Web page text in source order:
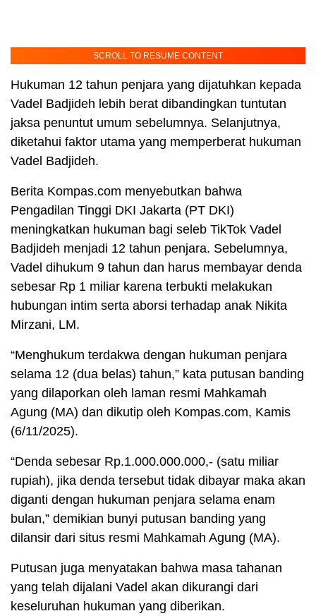
SCROLL TO RESUME CONTENT
Hukuman 12 tahun penjara yang dijatuhkan kepada
Vadel Badjideh lebih berat dibandingkan tuntutan
jaksa penuntut umum sebelumnya. Selanjutnya,
diketahui faktor utama yang memperberat hukuman
Vadel Badjideh.
Berita Kompas.com menyebutkan bahwa
Pengadilan Tinggi DKI Jakarta (PT DKI)
meningkatkan hukuman bagi seleb TikTok Vadel
Badjideh menjadi 12 tahun penjara. Sebelumnya,
Vadel dihukum 9 tahun dan harus membayar denda
sebesar Rp 1 miliar karena terbukti melakukan
hubungan intim serta aborsi terhadap anak Nikita
Mirzani, LM.
“Menghukum terdakwa dengan hukuman penjara
selama 12 (dua belas) tahun,” kata putusan banding
yang dilaporkan oleh laman resmi Mahkamah
Agung (MA) dan dikutip oleh Kompas.com, Kamis
(6/11/2025).
“Denda sebesar Rp.1.000.000.000,- (satu miliar
rupiah), jika denda tersebut tidak dibayar maka akan
diganti dengan hukuman penjara selama enam
bulan,” demikian bunyi putusan banding yang
dilansir dari situs resmi Mahkamah Agung (MA).
Putusan juga menyatakan bahwa masa tahanan
yang telah dijalani Vadel akan dikurangi dari
keseluruhan hukuman yang diberikan.